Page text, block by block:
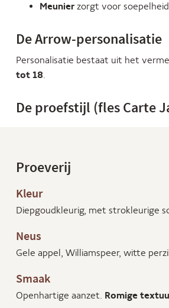
Meunier zorgt voor
De Arrow-personalisatie
Personalisatie bestaat uit het
tot 18.
De proefstijl (fles Carte
Proeverij
Kleur
Diepgoudkleurig, met strokleurige
Neus
Gele appel, Williamspeer, witte
Smaak
Openhartige aanzet. Romige